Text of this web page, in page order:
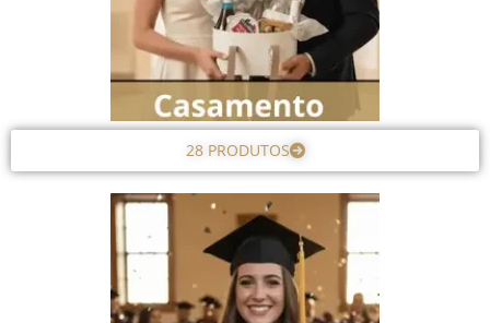
28 PRODUTOS